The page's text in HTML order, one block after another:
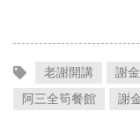
老謝開講 謝
阿三全筍餐館
謝